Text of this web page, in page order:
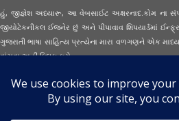
હું, જીજ્ઞેશ અધ્યારૂ, આ વેબસાઈટ અક્ષરનાદ.કોમ ના
જીયોટેકનીકલ ઈજનેર છું અને પીપાવાવ શિપયાર્ડમાં
ગુજરાતી ભાષા સાહિત્ય પ્રત્યેના મારા વળગણને એક
વાંચવાઅહીં ક્લિક કરો...
Secured Site